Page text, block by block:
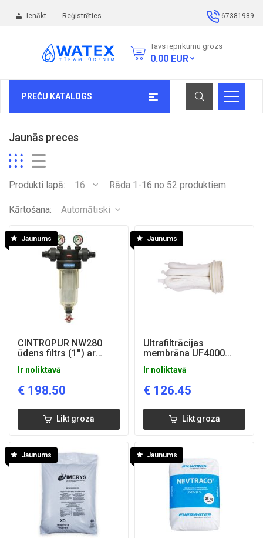
Ienākt Reģistrēties 67381989
Tavs iepirkumu grozs
0.00 EUR
PREČU KATALOGS
Jaunās preces
Produkti lapā: 16 Rāda 1-16 no 52 produktiem
Kārtošana: Automātiski
Jaunums
CINTROPUR NW280
ūdens filtrs (1'') ar
Ir noliktavā
€ 198.50
Likt grozā
Jaunums
Ultrafiltrācijas
membrāna UF4000
Ir noliktavā
€ 126.45
Likt grozā
Jaunums Jaunums